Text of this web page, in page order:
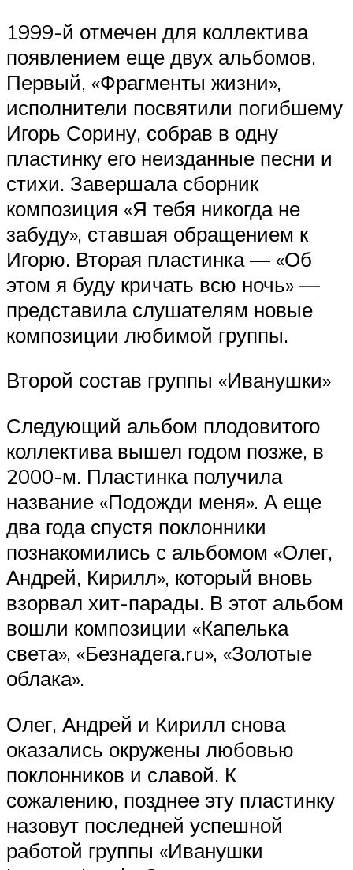
1999-й отмечен для коллектива
появлением еще двух альбомов.
Первый, «Фрагменты жизни»,
исполнители посвятили погибшему
Игорь Сорину, собрав в одну
пластинку его неизданные песни и
стихи. Завершала сборник
композиция «Я тебя никогда не
забуду», ставшая обращением к
Игорю. Вторая пластинка — «Об
этом я буду кричать всю ночь» —
представила слушателям новые
композиции любимой группы.
Второй состав группы «Иванушки»
Следующий альбом плодовитого
коллектива вышел годом позже, в
2000-м. Пластинка получила
название «Подожди меня». А еще
два года спустя поклонники
познакомились с альбомом «Олег,
Андрей, Кирилл», который вновь
взорвал хит-парады. В этот альбом
вошли композиции «Капелька
света», «Безнадега.ru», «Золотые
облака».
Олег, Андрей и Кирилл снова
оказались окружены любовью
поклонников и славой. К
сожалению, позднее эту пластинку
назовут последней успешной
работой группы «Иванушки